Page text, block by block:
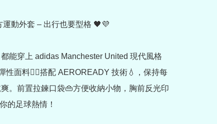
運動外套 – 出行也要型格 🖤💜
能穿上 adidas Manchester United 現代風格
性面料🤸‍♂️搭配 AEROREADY 技術💧，保持每
。前置拉鍊口袋👜方便收納小物，胸前反光印
的足球熱情！